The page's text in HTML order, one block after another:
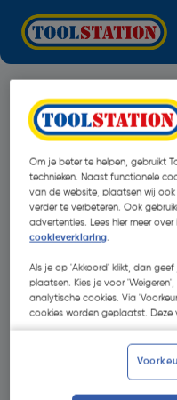
Om je beter te helpen, gebruikt
technieken. Naast functionele
van de website, plaatsen wij
verder te verbeteren. Ook
advertenties. Lees hier meer
cookieverklaring.
Als je op 'Akkoord' klikt, dan
plaatsen. Kies je voor
analytische cookies. Via
cookies worden geplaatst. Deze